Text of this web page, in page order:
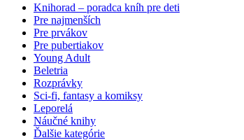
Knihorad – poradca kníh pre deti
Pre najmenších
Pre prvákov
Pre pubertiakov
Young Adult
Beletria
Rozprávky
Sci-fi, fantasy a komiksy
Leporelá
Náučné knihy
Ďalšie kategórie